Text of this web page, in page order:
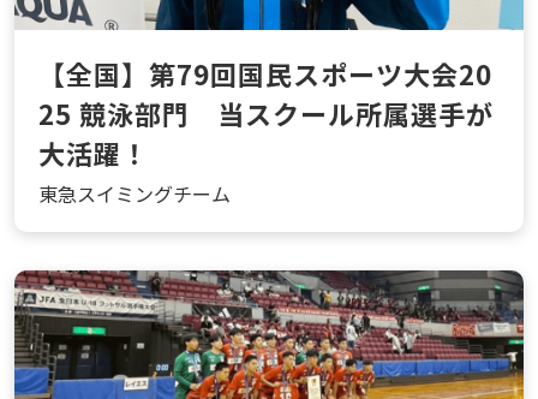
【全国】第79回国民スポーツ大会20
25 競泳部門 当スクール所属選手が
大活躍！
東急スイミングチーム